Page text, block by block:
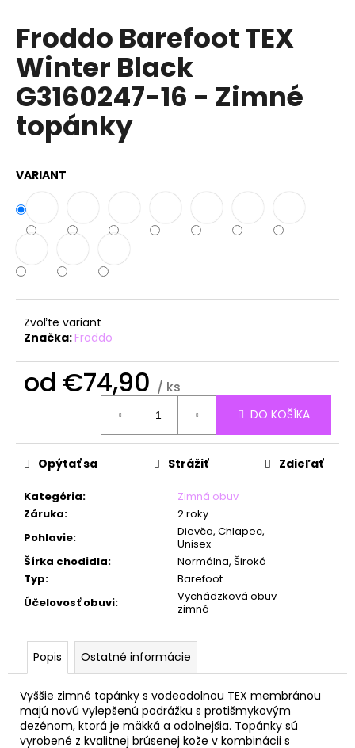
Froddo Barefoot TEX
Winter Black
G3160247-16 - Zimné
topánky
VARIANT
Zvoľte variant
Značka:Froddo
od €74,90 / ks
DO KOŠÍKA
Kategória:
Zimná obuv
Záruka:
2 roky
Pohlavie:
Dievča, Chlapec,
Unisex
Šírka chodidla:
Normálna, Široká
Typ:
Barefoot
Účelovosť obuvi:
Vychádzková obuv
zimná
Opýtať sa Strážiť Zdieľať
Popis Ostatné informácie
Vyššie zimné topánky s vodeodolnou TEX membránou
majú novú vylepšenú podrážku s protišmykovým
dezénom, ktorá je mäkká a odolnejšia. Topánky sú
vyrobené z kvalitnej brúsenej kože v kombinácii s
j
s
ť
?
O
d
o
ú
č
a
m